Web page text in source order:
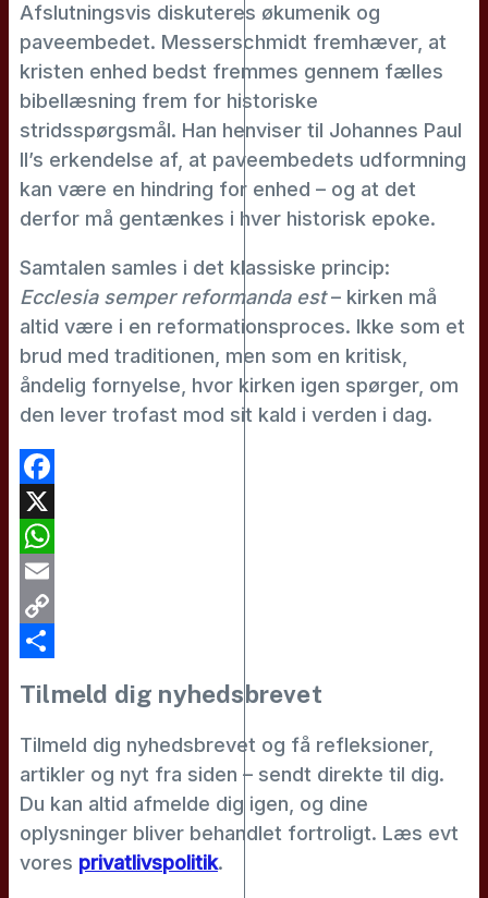
Afslutningsvis diskuteres økumenik og
paveembedet. Messerschmidt fremhæver, at
kristen enhed bedst fremmes gennem fælles
bibellæsning frem for historiske
stridsspørgsmål. Han henviser til Johannes Paul
II’s erkendelse af, at paveembedets udformning
kan være en hindring for enhed – og at det
derfor må gentænkes i hver historisk epoke.
Samtalen samles i det klassiske princip:
Ecclesia semper reformanda est– kirken må
altid være i en reformationsproces. Ikke som et
brud med traditionen, men som en kritisk,
åndelig fornyelse, hvor kirken igen spørger, om
den lever trofast mod sit kald i verden i dag.
Facebook
X
WhatsApp
Email
Copy
Tilmeld dig nyhedsbrevet
Tilmeld dig nyhedsbrevet og få refleksioner,
artikler og nyt fra siden – sendt direkte til dig.
Du kan altid afmelde dig igen, og dine
oplysninger bliver behandlet fortroligt. Læs evt
vores privatlivspolitik.